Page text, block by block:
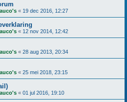
« 19 dec 2016, 12:27
« 12 nov 2014, 12:42
« 28 aug 2013, 20:34
« 25 mei 2018, 23:15
« 01 jul 2016, 19:10